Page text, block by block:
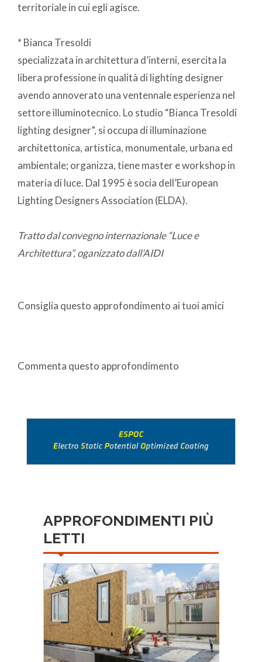
territoriale in cui egli agisce.
* Bianca Tresoldi
specializzata in architettura d’interni, esercita la
libera professione in qualità di lighting designer
avendo annoverato una ventennale esperienza nel
settore illuminotecnico. Lo studio “Bianca Tresoldi
lighting designer”, si occupa di illuminazione
architettonica, artistica, monumentale, urbana ed
ambientale; organizza, tiene master e workshop in
materia di luce. Dal 1995 è socia dell’European
Lighting Designers Association (ELDA).
Tratto dal convegno internazionale “Luce e
Architettura”, oganizzato dall’AIDI
Consiglia questo approfondimento ai tuoi amici
Commenta questo approfondimento
APPROFONDIMENTI PIÙ
LETTI